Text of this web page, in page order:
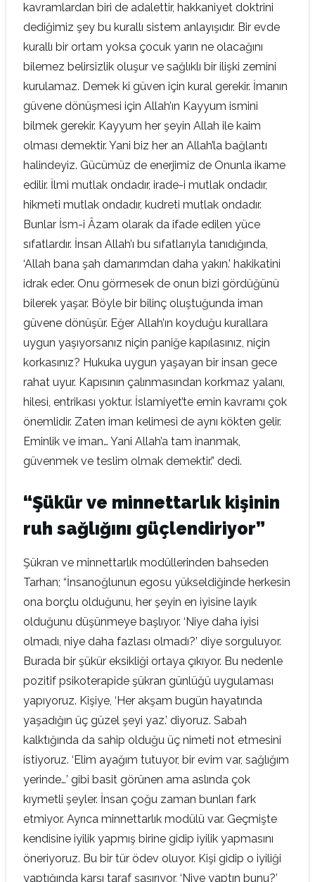
kavramlardan biri de adalettir, hakkaniyet doktrini
dediğimiz şey bu kurallı sistem anlayışıdır. Bir evde
kurallı bir ortam yoksa çocuk yarın ne olacağını
bilemez belirsizlik oluşur ve sağlıklı bir ilişki zemini
kurulamaz. Demek ki güven için kural gerekir. İmanın
güvene dönüşmesi için Allah’ın Kayyum ismini
bilmek gerekir. Kayyum her şeyin Allah ile kaim
olması demektir. Yani biz her an Allah’la bağlantı
halindeyiz. Gücümüz de enerjimiz de Onunla ikame
edilir. İlmi mutlak ondadır, irade-i mutlak ondadır,
hikmeti mutlak ondadır, kudreti mutlak ondadır.
Bunlar İsm-i Âzam olarak da ifade edilen yüce
sıfatlardır. İnsan Allah’ı bu sıfatlarıyla tanıdığında,
‘Allah bana şah damarımdan daha yakın.’ hakikatini
idrak eder. Onu görmesek de onun bizi gördüğünü
bilerek yaşar. Böyle bir bilinç oluştuğunda iman
güvene dönüşür. Eğer Allah’ın koyduğu kurallara
uygun yaşıyorsanız niçin paniğe kapılasınız, niçin
korkasınız? Hukuka uygun yaşayan bir insan gece
rahat uyur. Kapısının çalınmasından korkmaz yalanı,
hilesi, entrikası yoktur. İslamiyet’te emin kavramı çok
önemlidir. Zaten iman kelimesi de aynı kökten gelir.
Eminlik ve iman… Yani Allah’a tam inanmak,
güvenmek ve teslim olmak demektir.” dedi.
“Şükür ve minnettarlık kişinin
ruh sağlığını güçlendiriyor”
Şükran ve minnettarlık modüllerinden bahseden
Tarhan; “İnsanoğlunun egosu yükseldiğinde herkesin
ona borçlu olduğunu, her şeyin en iyisine layık
olduğunu düşünmeye başlıyor. ‘Niye daha iyisi
olmadı, niye daha fazlası olmadı?’ diye sorguluyor.
Burada bir şükür eksikliği ortaya çıkıyor. Bu nedenle
pozitif psikoterapide şükran günlüğü uygulaması
yapıyoruz. Kişiye, ‘Her akşam bugün hayatında
yaşadığın üç güzel şeyi yaz.’ diyoruz. Sabah
kalktığında da sahip olduğu üç nimeti not etmesini
istiyoruz. ‘Elim ayağım tutuyor, bir evim var, sağlığım
yerinde…’ gibi basit görünen ama aslında çok
kıymetli şeyler. İnsan çoğu zaman bunları fark
etmiyor. Ayrıca minnettarlık modülü var. Geçmişte
kendisine iyilik yapmış birine gidip iyilik yapmasını
öneriyoruz. Bu bir tür ödev oluyor. Kişi gidip o iyiliği
yaptığında karşı taraf şaşırıyor, ‘Niye yaptın bunu?’